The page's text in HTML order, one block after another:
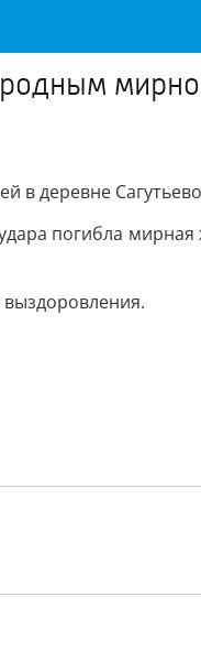
родным
деревне
погибла